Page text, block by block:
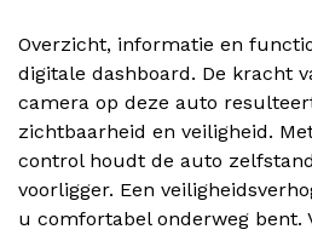
Overzicht, informatie en
digitale dashboard. De kracht
camera op deze auto
zichtbaarheid en veiligheid.
control houdt de auto
voorligger. Een
u comfortabel onderweg bent.